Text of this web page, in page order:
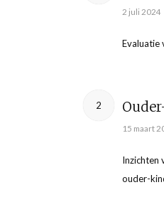
2 juli 2024
Evaluatie
2
15 maart
Inzichten
ouder-